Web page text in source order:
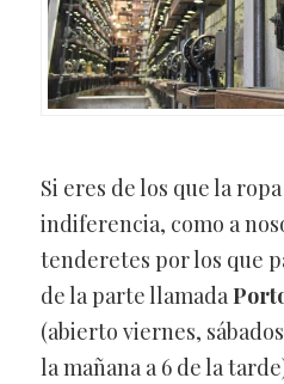
Si eres de los que la
indiferencia, como a
tenderetes por los que
de la parte llamada
(abierto viernes,
la mañana a 6 de la